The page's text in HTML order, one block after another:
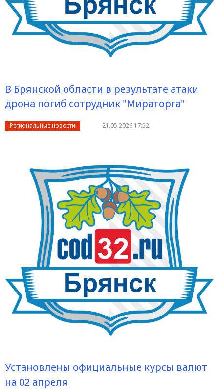
В Брянской области в результате атаки
дрона погиб сотрудник "Мираторга"
Региональные новости 21.05.2026 17:52
Установлены официальные курсы валют
на 02 апреля